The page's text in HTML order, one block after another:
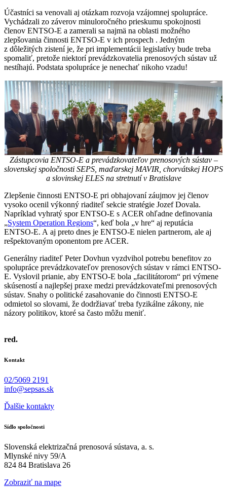
Účastníci sa venovali aj otázkam rozvoja vzájomnej spolupráce.
Vychádzali zo záverov minuloročného prieskumu spokojnosti
členov ENTSO-E a zamerali sa najmä na oblasti možného
zlepšovania činnosti ENTSO-E v ich prospech . Jedným
z dôležitých zistení je, že pri implementácii legislatívy bude treba
spomaliť, pretože niektorí prevádzkovatelia prenosových sústav už
nestíhajú. Podstata spolupráce je nenechať nikoho vzadu!
Zástupcovia ENTSO-E a prevádzkovateľov prenosových sústav –
slovenskej spoločnosti SEPS, maďarskej MAVIR, chorvátskej HOPS
a slovinskej ELES na stretnutí v Bratislave
Zlepšenie činnosti ENTSO-E pri obhajovaní záujmov jej členov
vysoko ocenil výkonný riaditeľ sekcie stratégie Jozef Dovala.
Napríklad vyhratý spor ENTSO-E s ACER ohľadne definovania
„System Operation Regions“, keď bola „v hre“ aj reputácia
ENTSO-E. A aj preto dnes je ENTSO-E nielen partnerom, ale aj
rešpektovaným oponentom pre ACER.
Generálny riaditeľ Peter Dovhun vyzdvihol potrebu benefitov zo
spolupráce prevádzkovateľov prenosových sústav v rámci ENTSO-
E. Vyslovil prianie, aby ENTSO-E bola „facilitátorom“ pri výmene
skúseností a najlepšej praxe medzi prevádzkovateľmi prenosových
sústav. Snahy o politické zasahovanie do činnosti ENTSO-E
odmietol so slovami, že dodržiavať treba fyzikálne zákony, nie
názory politikov, ktoré sa často môžu meniť.
red.
Kontakt
02/5069 2191
info@sepsas.sk
Ďalšie kontakty
Sídlo spoločnosti
Slovenská elektrizačná prenosová sústava, a. s.
Mlynské nivy 59/A
824 84 Bratislava 26
Zobraziť na mape